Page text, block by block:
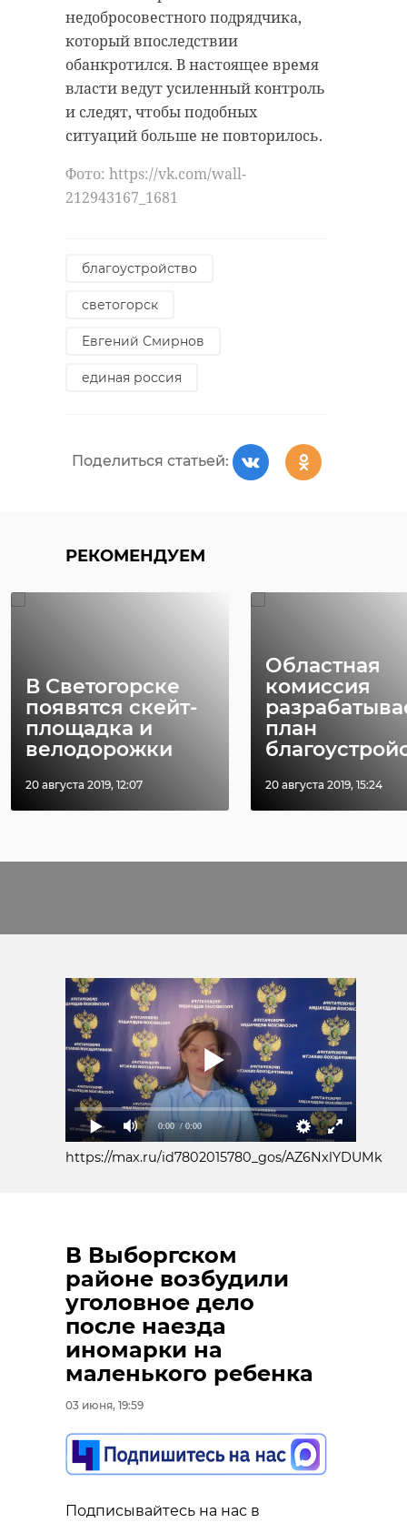
недобросовестного подрядчика,
который впоследствии
обанкротился. В настоящее время
власти ведут усиленный контроль
и следят, чтобы подобных
ситуаций больше не повторилось.
Фото: https://vk.com/wall-
212943167_1681
благоустройство
светогорск
Евгений Смирнов
единая россия
Поделиться статьей:
РЕКОМЕНДУЕМ
В Светогорске
появятся скейт-
площадка и
велодорожки
20 августа 2019, 12:07
Областная
комиссия
план
20 августа 2019, 15:24
0:00 / 0:00
https://max.ru/id7802015780_gos/AZ6NxlYDUMk
В Выборгском
районе возбудили
уголовное дело
после наезда
иномарки на
маленького ребенка
03 июня, 19:59
Подписывайтесь на нас в